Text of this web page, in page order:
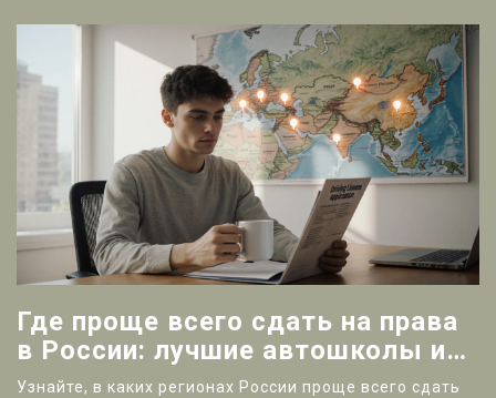
Где проще всего сдать на права
в России: лучшие автошколы и
советы
Узнайте, в каких регионах России проще всего сдать